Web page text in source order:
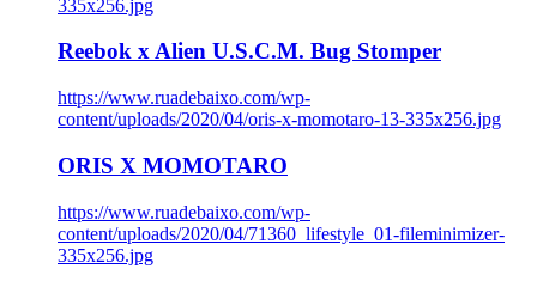
335x256.jpg
Reebok x Alien U.S.C.M. Bug Stomper
https://www.ruadebaixo.com/wp-
content/uploads/2020/04/oris-x-momotaro-13-335x256.jpg
ORIS X MOMOTARO
https://www.ruadebaixo.com/wp-
content/uploads/2020/04/71360_lifestyle_01-fileminimizer-
335x256.jpg